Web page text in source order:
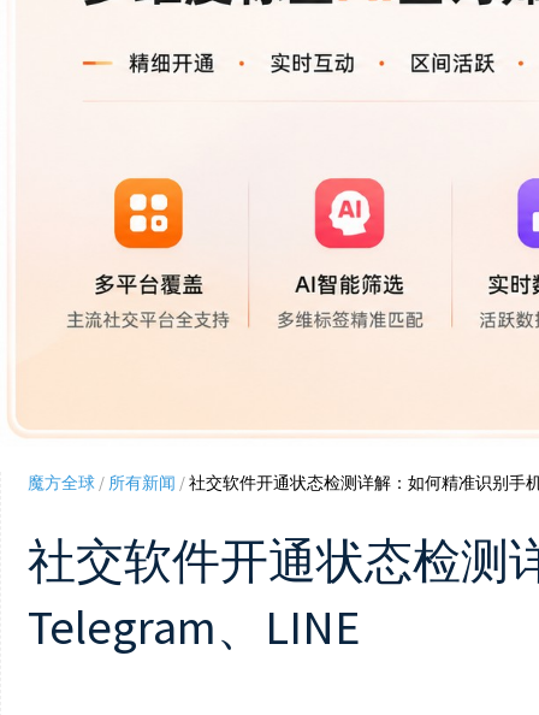
魔方全球/ 所有新闻 /社交软件开通状态检测详解：如何精准识别手
社交软件开通状态检测
Telegram、LINE